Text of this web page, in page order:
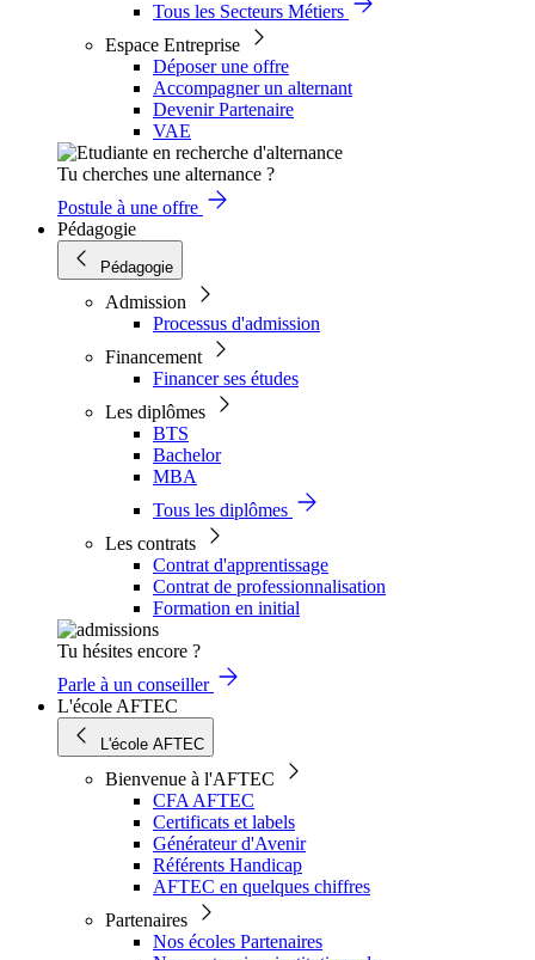
Tous les Secteurs Métiers
Espace Entreprise
Déposer une offre
Accompagner un alternant
Devenir Partenaire
VAE
Tu cherches une alternance ?
Postule à une offre
Pédagogie
Pédagogie
Admission
Processus d'admission
Financement
Financer ses études
Les diplômes
BTS
Bachelor
MBA
Tous les diplômes
Les contrats
Contrat d'apprentissage
Contrat de professionnalisation
Formation en initial
Tu hésites encore ?
Parle à un conseiller
L'école AFTEC
L'école AFTEC
Bienvenue à l'AFTEC
CFA AFTEC
Certificats et labels
Générateur d'Avenir
Référents Handicap
AFTEC en quelques chiffres
Partenaires
Nos écoles Partenaires